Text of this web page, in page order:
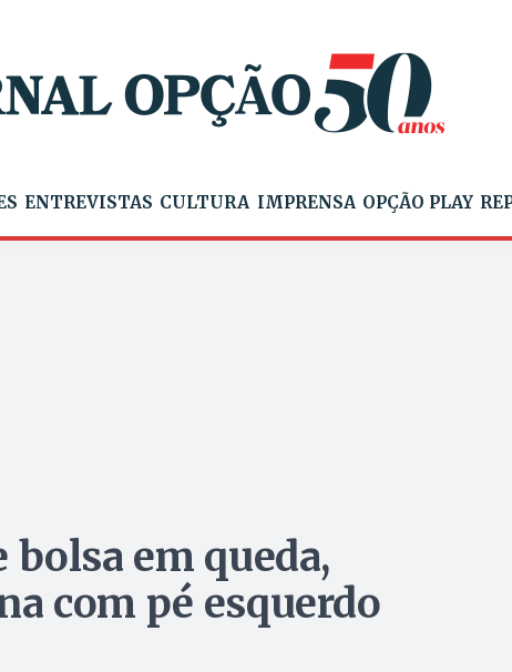
ENTREVISTAS CULTURA IMPRENSA OPÇÃO PLAY
bolsa em queda,
com pé esquerdo